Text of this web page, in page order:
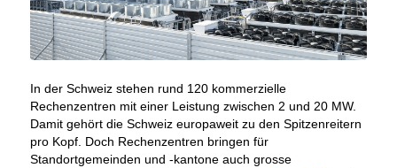
In der Schweiz stehen rund 120 kommerzielle
Rechenzentren mit einer Leistung zwischen 2 und 20 MW.
Damit gehört die Schweiz europaweit zu den Spitzenreitern
pro Kopf. Doch Rechenzentren bringen für
Standortgemeinden und -kantone auch grosse